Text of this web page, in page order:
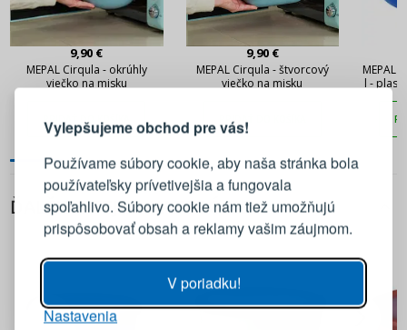
Vylepšujeme obchod pre vás!
Používame súbory cookie, aby naša stránka bola
používateľsky prívetivejšia a fungovala
spoľahlivo. Súbory cookie nám tiež umožňujú
prispôsobovať obsah a reklamy vašim záujmom.
V poriadku!
Nastavenia
9,90 €
MEPAL Cirqula - okrúhly
viečko na misku
PRIDAŤ DO KOŠÍKA
9,90 €
MEPAL Cirqula - štvorcový
viečko na misku
PRIDAŤ DO KOŠÍKA
MEPAL
l -
ĎALŠIE Z TEJTO KATEGÓRIE
PRIHLÁSENIE REGISTRÁCIA
Prihláste sa k svojmu účtu
E-mail
PRIHLÁSIŤ SA